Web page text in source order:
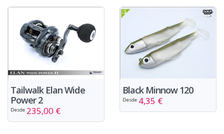
Tailwalk Elan Wide
Power 2
Desde 235,00 €
Black Minnow 120
Desde 4,35 €